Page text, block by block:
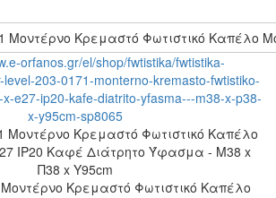
Μοντέρνο Κρεμαστό Φωτιστικό
Μοντέρνο Κρεμαστό Φωτιστικό Καπέλο